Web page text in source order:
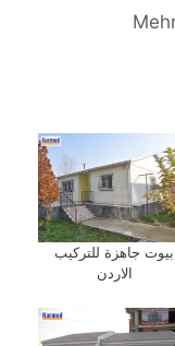
بيوت جاهزة للتركيب
الاردن